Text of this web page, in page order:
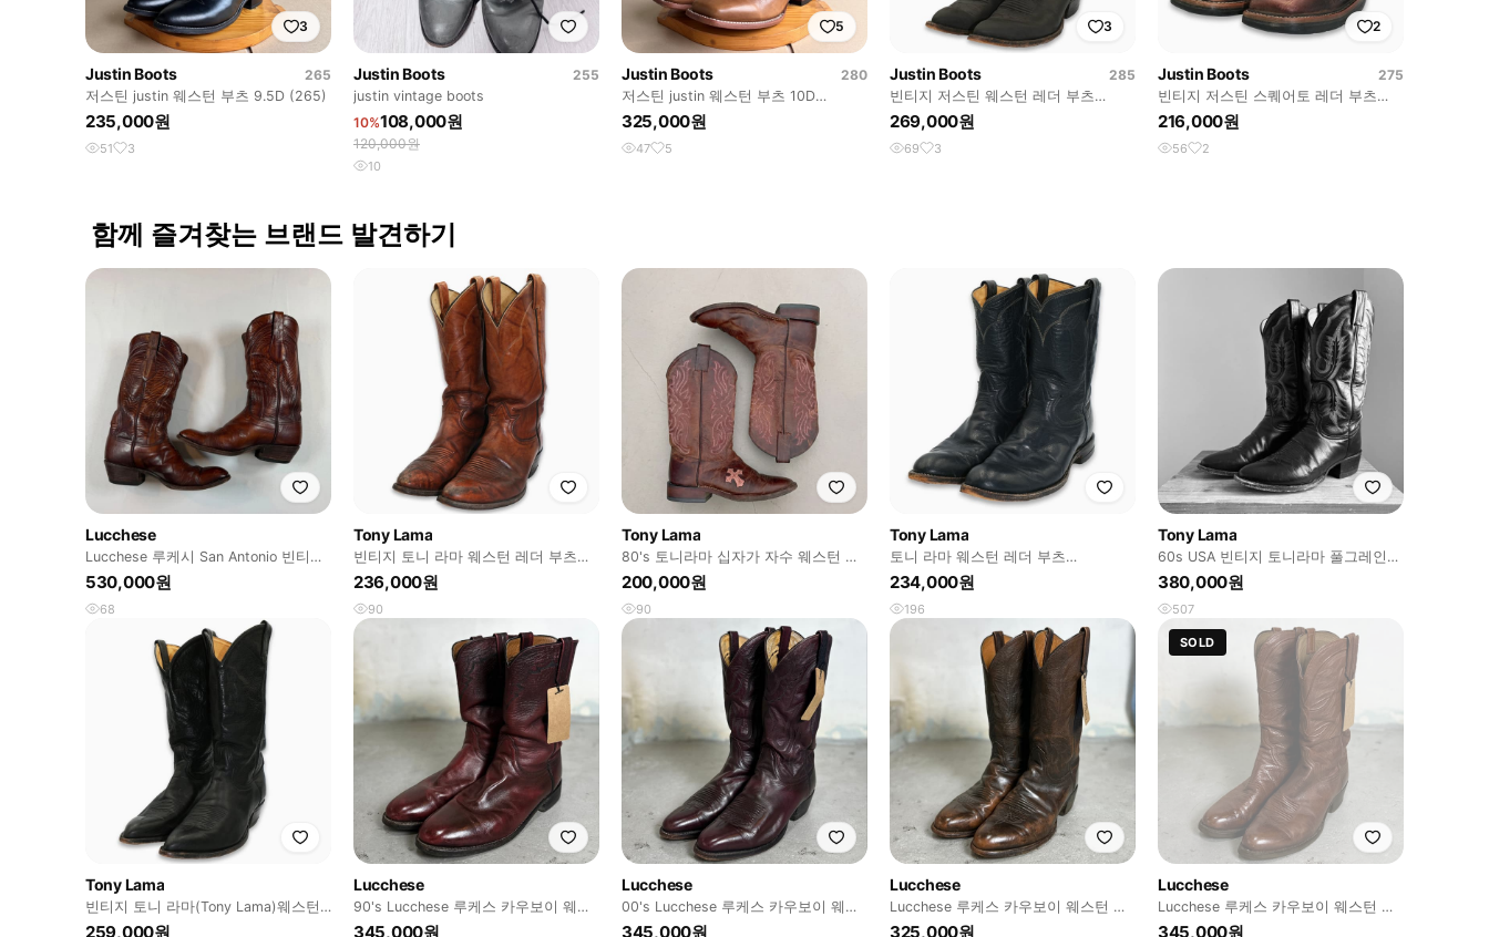
3
Justin Boots
265
저스틴 justin 웨스턴 부츠 9.5D (265)
235,000원
51 3
Justin Boots
255
justin vintage boots
10%108,000원
120,000원
10
5
Justin Boots
280
저스틴 justin 웨스턴 부츠 10D
(275~280)
325,000원
47 5
3
Justin Boots
285
빈티지 저스틴 웨스턴 레더 부츠
10.5D(285)사이즈 BT28510
269,000원
69 3
2
Justin Boots
275
빈티지 저스틴 스퀘어토 레더 부츠
9.5D(275)사이즈 BT27517
216,000원
56 2
함께 즐겨찾는 브랜드 발견하기
Lucchese
Lucchese 루케시 San Antonio 빈티지
웨스턴 부츠 11D
530,000원
68
Tony Lama
빈티지 토니 라마 웨스턴 레더 부츠
9D(270)사이즈 BT27034
236,000원
90
Tony Lama
80's 토니라마 십자가 자수 웨스턴 부
츠
200,000원
90
Tony Lama
토니 라마 웨스턴 레더 부츠
8.5B(260-265)사이즈 BT26013
234,000원
196
Tony Lama
60s USA 빈티지 토니라마 풀그레인
웨스턴 부츠 8.5EE
380,000원
507
Tony Lama
빈티지 토니 라마(Tony Lama)웨스턴
레더 부츠 BT26513
259,000원
Lucchese
90's Lucchese 루케스 카우보이 웨스
턴 부츠 버건디
345,000원
Lucchese
00's Lucchese 루케스 카우보이 웨스
턴 부츠 버건디
345,000원
Lucchese
Lucchese 루케스 카우보이 웨스턴 부
츠 차심 가죽
325,000원
SOLD
Lucchese
Lucchese 루케스 카우보이 웨스턴 부
츠
345,000원